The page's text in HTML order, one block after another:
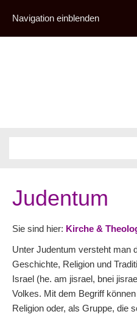
Navigation einblenden
Judentum
Sie sind hier: Kirche &
Unter Judentum versteht man
Geschichte, Religion und
Israel (he. am jisrael, bnei
Volkes. Mit dem Begriff
Religion oder, als Gruppe, die